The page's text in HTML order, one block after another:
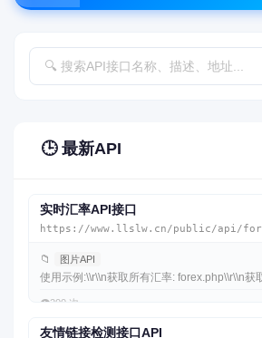
🕒 最新API
实时汇率API接口
https://www.llslw.cn/public/api/
📁 图片API
使用示例:\\r\\n获取所有汇率: forex.php\\r\\n获
👁️200 次
友情链接检测接口API